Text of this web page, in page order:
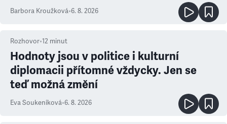
Barbora Kroužková•6. 8. 2026
Rozhovor•12 minut
Hodnoty jsou v politice i kulturní
diplomacii přítomné vždycky. Jen se
teď možná změní
Eva Soukeníková•6. 8. 2026